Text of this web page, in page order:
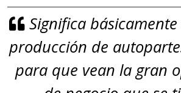
ROLLO
Especificaciones:
Requisitos: Garantizar
química y origen
Significa básicamente
producción de
para que vean la gran